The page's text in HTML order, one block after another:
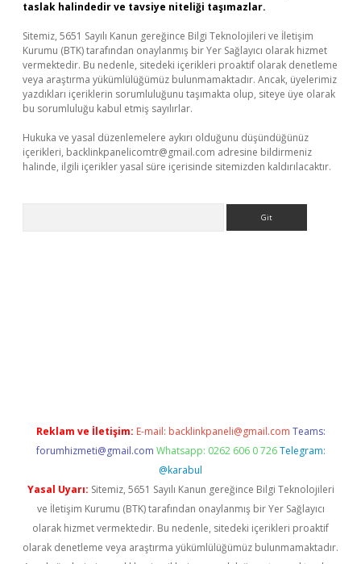
taslak halindedir ve tavsiye niteliği taşımazlar.
Sitemiz, 5651 Sayılı Kanun gereğince Bilgi Teknolojileri ve İletişim
Kurumu (BTK) tarafından onaylanmış bir Yer Sağlayıcı olarak hizmet
vermektedir. Bu nedenle, sitedeki içerikleri proaktif olarak denetleme
veya araştırma yükümlülüğümüz bulunmamaktadır. Ancak, üyelerimiz
yazdıkları içeriklerin sorumluluğunu taşımakta olup, siteye üye olarak
bu sorumluluğu kabul etmiş sayılırlar.
Hukuka ve yasal düzenlemelere aykırı olduğunu düşündüğünüz
içerikleri, backlinkpanelicomtr@gmail.com adresine bildirmeniz
halinde, ilgili içerikler yasal süre içerisinde sitemizden kaldırılacaktır.
Reklam ve İletişim: E-mail: backlinkpaneli@gmail.com Teams:
forumhizmeti@gmail.com Whatsapp: 0262 606 0 726 Telegram:
@karabul
Yasal Uyarı: Sitemiz, 5651 Sayılı Kanun gereğince Bilgi Teknolojileri
ve İletişim Kurumu (BTK) tarafından onaylanmış bir Yer Sağlayıcı
olarak hizmet vermektedir. Bu nedenle, sitedeki içerikleri proaktif
olarak denetleme veya araştırma yükümlülüğümüz bulunmamaktadır.